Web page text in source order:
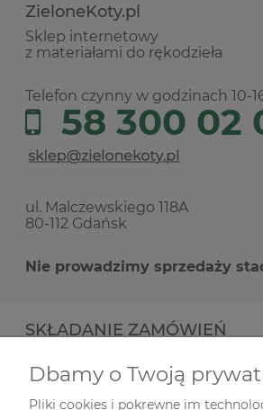
ZieloneKoty.pl
Sklep internetowy
z materiałami do rękodzieła
Telefon czynny w godzinach 10-
58 300 02
ul. Malczewskiego 118A
80-112 Gdańsk
Nie prowadzimy sprzedaży
SKŁADANIE ZAMÓWIEŃ
INFORMACJE
Dbamy o Twoją
Pliki cookies i pokrewne im